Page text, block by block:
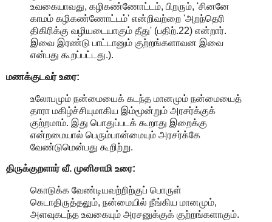
உவகையாவது, கழிகண்ணோட்டம், பிறரும், 'சினனே
காமம் கழிகண்ணோட்டம்' என்றிவற்றை 'அறந்தெரி
திகிரிக்கு வழியடையாகும் தீது' (பதிற்.22) என்றார்.
இவை இரண்டு பாட்டானும் குற்றங்களாவன இவை
என்பது கூறப்பட்டது.).
மணக்குடவர் உரை:
உலோபமும் நன்மையைக் கடந்த மானமும் நன்மையைத்
தாரா மகிழ்ச்சியுமாகிய இம்மூன்றும் அரசர்க்குக்
குற்றமாம். இது பொதுப்படக் கூறாது இறைக்கு
என்றமையால் பெரும்பான்மையும் அரசர்க்கே
வேண்டுமென்பது கூறிற்று.
திருக்குறளார் வீ. முனிசாமி உரை:
கொடுக்க வேண்டியவற்றிற்குப் பொருள்
கெடாதிருத்தலும், நன்மையில் நீங்கிய மானமும்,
அளவுகடந்த உவகையும் அரசனுக்குக் குற்றங்களாகும்.